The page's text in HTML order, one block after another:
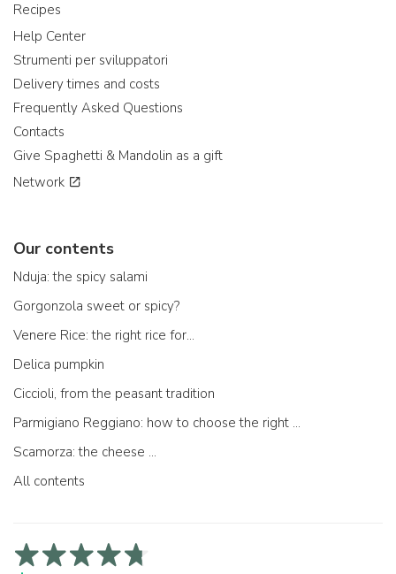
Recipes
Help Center
Strumenti per sviluppatori
Delivery times and costs
Frequently Asked Questions
Contacts
Give Spaghetti & Mandolin as a gift
Network
Our contents
Nduja: the spicy salami
Gorgonzola sweet or spicy?
Venere Rice: the right rice for...
Delica pumpkin
Ciccioli, from the peasant tradition
Parmigiano Reggiano: how to choose the right one
Scamorza: the cheese ...
All contents